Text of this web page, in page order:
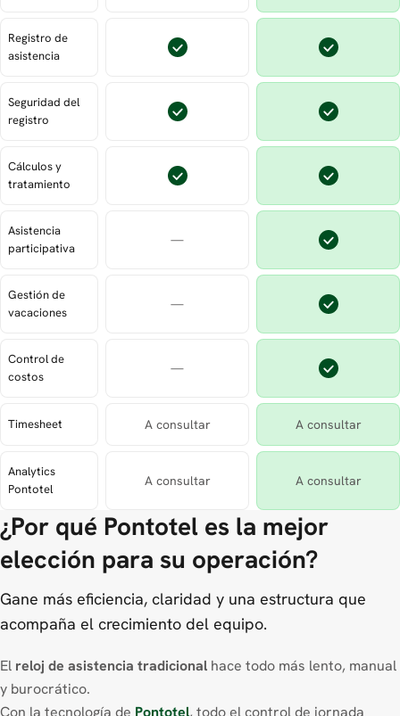
Registro de
asistencia
Seguridad del
registro
Cálculos y
tratamiento
Asistencia
participativa
—
Gestión de
vacaciones
—
Control de
costos
—
Timesheet A consultar A consultar
Analytics
Pontotel
A consultar A consultar
¿Por qué Pontotel es la mejor
elección para su operación?
Gane más eficiencia, claridad y una estructura que
acompaña el crecimiento del equipo.
El reloj de asistencia tradicional hace todo más lento, manual
y burocrático.
Con la tecnología de Pontotel, todo el control de jornada